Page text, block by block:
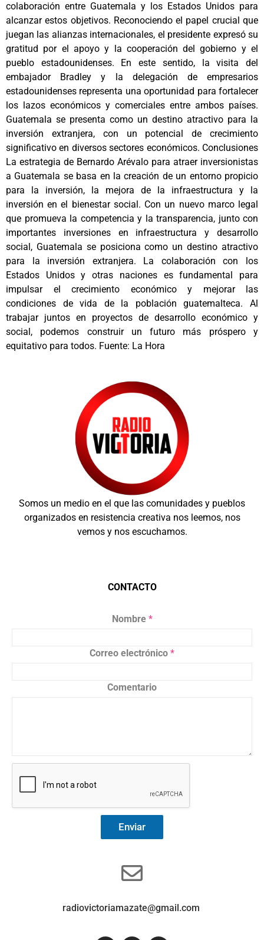
colaboración entre Guatemala y los Estados Unidos para
alcanzar estos objetivos. Reconociendo el papel crucial que
juegan las alianzas internacionales, el presidente expresó su
gratitud por el apoyo y la cooperación del gobierno y el
pueblo estadounidenses. En este sentido, la visita del
embajador Bradley y la delegación de empresarios
estadounidenses representa una oportunidad para fortalecer
los lazos económicos y comerciales entre ambos países.
Guatemala se presenta como un destino atractivo para la
inversión extranjera, con un potencial de crecimiento
significativo en diversos sectores económicos. Conclusiones
La estrategia de Bernardo Arévalo para atraer inversionistas
a Guatemala se basa en la creación de un entorno propicio
para la inversión, la mejora de la infraestructura y la
inversión en el bienestar social. Con un nuevo marco legal
que promueva la competencia y la transparencia, junto con
importantes inversiones en infraestructura y desarrollo
social, Guatemala se posiciona como un destino atractivo
para la inversión extranjera. La colaboración con los
Estados Unidos y otras naciones es fundamental para
impulsar el crecimiento económico y mejorar las
condiciones de vida de la población guatemalteca. Al
trabajar juntos en proyectos de desarrollo económico y
social, podemos construir un futuro más próspero y
equitativo para todos. Fuente: La Hora
Somos un medio en el que las comunidades y pueblos
organizados en resistencia creativa nos leemos, nos
vemos y nos escuchamos.
CONTACTO
Nombre *
Correo electrónico *
Comentario
Enviar
radiovictoriamazate@gmail.com